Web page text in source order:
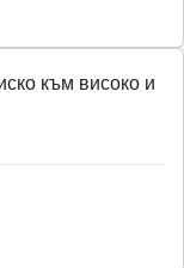
към високо и